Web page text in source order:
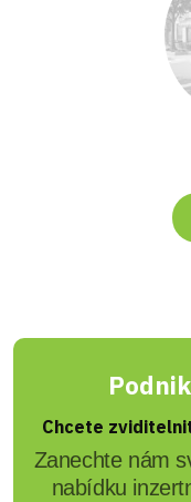
Chcete
Zanechte nám
nabídku